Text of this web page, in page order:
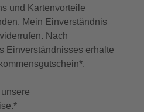
und Kartenvorteile
Mein Einverständnis
Nach
Einverständnisses erhalte
*.
.